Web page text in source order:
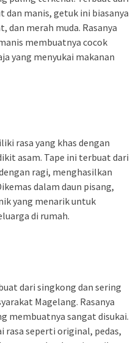
manis, getuk ini biasanya
dan merah muda. Rasanya
membuatnya cocok
yang menyukai makanan
rasa yang khas dengan
asam. Tape ini terbuat dari
ragi, menghasilkan
dalam daun pisang,
yang menarik untuk
di rumah.
dari singkong dan sering
Magelang. Rasanya
membuatnya sangat disukai.
rasa seperti original, pedas,